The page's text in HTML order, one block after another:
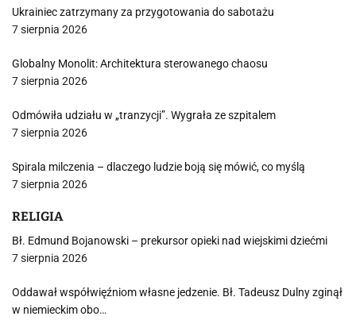
Ukrainiec zatrzymany za przygotowania do sabotażu
7 sierpnia 2026
Globalny Monolit: Architektura sterowanego chaosu
7 sierpnia 2026
Odmówiła udziału w „tranzycji”. Wygrała ze szpitalem
7 sierpnia 2026
Spirala milczenia – dlaczego ludzie boją się mówić, co myślą
7 sierpnia 2026
RELIGIA
Bł. Edmund Bojanowski – prekursor opieki nad wiejskimi dziećmi
7 sierpnia 2026
Oddawał współwięźniom własne jedzenie. Bł. Tadeusz Dulny zginął
w niemieckim obo…